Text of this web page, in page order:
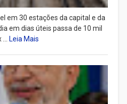
em 30 estações da capital e da
em dias úteis passa de 10 mil
Leia Mais